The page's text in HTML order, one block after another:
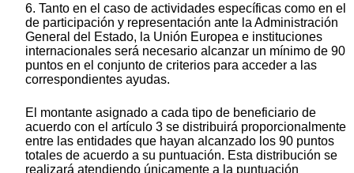
6. Tanto en el caso de actividades específicas como en el
de participación y representación ante la Administración
General del Estado, la Unión Europea e instituciones
internacionales será necesario alcanzar un mínimo de 90
puntos en el conjunto de criterios para acceder a las
correspondientes ayudas.
El montante asignado a cada tipo de beneficiario de
acuerdo con el artículo 3 se distribuirá proporcionalmente
entre las entidades que hayan alcanzado los 90 puntos
totales de acuerdo a su puntuación. Esta distribución se
realizará atendiendo únicamente a la puntuación